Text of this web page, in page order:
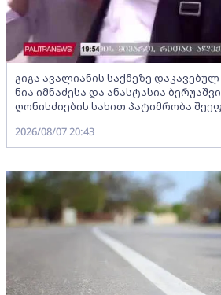
გიგა ავალიანის საქმეზე
ნია იმნაძესა და ანასტასია
ღონისძიების სახით პატიმრობა
2026/08/07 20:43